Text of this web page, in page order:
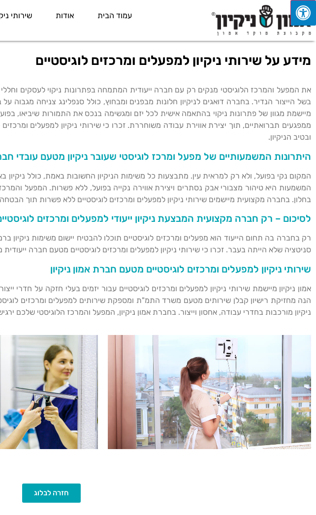
עמוד הבית אודות שירותי
מידע על שירותי ניקיון למפעלים ומרכזים לוגיסטיים
את המפעל והמרכז הלוגיסטי מנקים רק עם חברה ייעודית המתמחה בפתרונות ניקוי לעסקים
בשל הייצור הנדיר. בחברה דואגים לניקיון חלונות מבפנים ומבחוץ, כולל סנפלינג צניחה
מיישמת מגוון של פתרונות ניקוי בהתאמה אישית לכל יזם ומגשימה בנכס את התמורות שיביאו,
ממפגעים תברואתיים, תוך יצירת אווירת עבודה משוחררת. זכרו כי שירותי ניקיון למפעלים
ובטיב הניקיון.
היתרונות המשמעותיים של מפעל ומרכז לוגיסטי שעובר ניקיון מטעם עובדי
המקום נקי בפועל, ולא רק למראית עין. מתבצעות כל משימות הניקיון החשובות באמת, כולל
המשמעות היא טיהור מצבורי אבק נסתרים ויצירת אווירה נקייה בפועל, ללא פשרות. המפעל
בחלון. בחברה מקצועית מיישמים שירותי ניקיון למפעלים ומרכזים לוגיסטיים ללא פשרות תוך
לסיכום – רק חברה מקצועית המבצעת ניקיון ייעודי למפעלים ומרכזים
רק בחברה בה תחום הייעוד הוא מפעלים ומרכזים לוגיסטיים תוכלו להבטיח יישום משימות
סניטציה שלא הייתה בעבר. זכרו כי שירותי ניקיון למפעלים ומרכזים לוגיסטיים מטעם חברה
שירותי ניקיון למפעלים ומרכזים לוגיסטיים מטעם חברת אמון ניקיון
אמון ניקיון מיישמת שירותי ניקיון למפעלים ומרכזים לוגיסטיים עבור יזמים בעלי חזקה על
הנה מחזיקת רישיון קבלן שירותים מטעם משרד התמ"ת ומספקת שירותים למפעלים ומרכזים
ניקיון מורכבות בחדרי עבודה, אחסון וייצור. בחברת אמון ניקיון, המפעל והמרכז הלוגיסטי שלכם
חזרה לבלוג